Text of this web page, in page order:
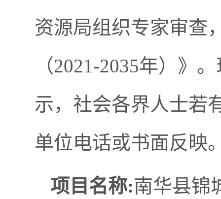
资源局组织专家审查
（2021-2035年）》
示，社会各界人士若
单位电话或书面反映
项目名称:南华县锦